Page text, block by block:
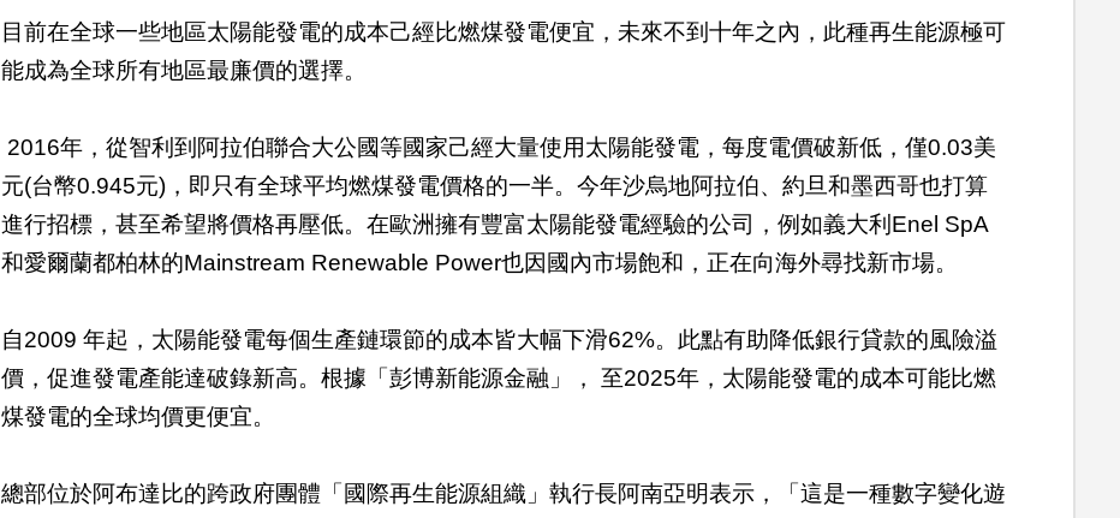
目前在全球一些地區太陽能發電的成本己經比燃煤發電便宜，未來不到十年之內，此種再生能源極可
能成為全球所有地區最廉價的選擇。
2016年，從智利到阿拉伯聯合大公國等國家己經大量使用太陽能發電，每度電價破新低，僅0.03美
元(台幣0.945元)，即只有全球平均燃煤發電價格的一半。今年沙烏地阿拉伯、約旦和墨西哥也打算
進行招標，甚至希望將價格再壓低。在歐洲擁有豐富太陽能發電經驗的公司，例如義大利Enel SpA
和愛爾蘭都柏林的Mainstream Renewable Power也因國內市場飽和，正在向海外尋找新市場。
自2009 年起，太陽能發電每個生產鏈環節的成本皆大幅下滑62%。此點有助降低銀行貸款的風險溢
價，促進發電產能達破錄新高。根據「彭博新能源金融」， 至2025年，太陽能發電的成本可能比燃
煤發電的全球均價更便宜。
總部位於阿布達比的跨政府團體「國際再生能源組織」執行長阿南亞明表示，「這是一種數字變化遊